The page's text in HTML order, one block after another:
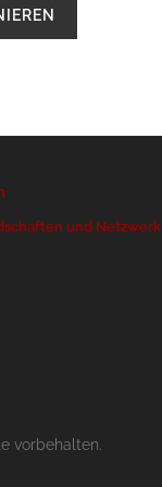
und Netzwerk
vorbehalten.